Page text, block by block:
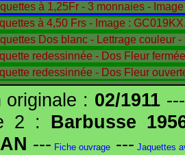
originale : 02/1911
2 : Barbusse
--- Fiche ouvrage --- Jaquettes